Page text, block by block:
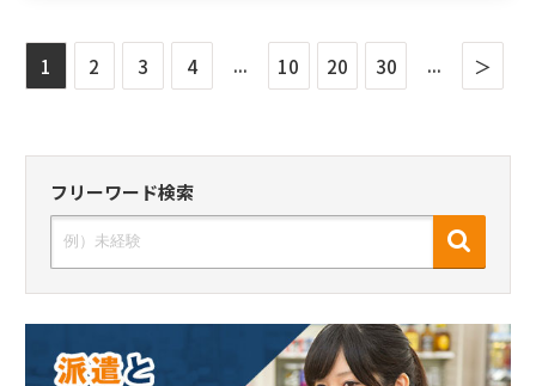
1 2 3 4 ... 10 20 30 ... ＞
フリーワード検索